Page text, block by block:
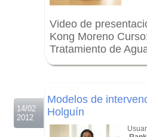
Video de
Kong Moreno
Tratamiento de
14/02
2012
Modelos de
Holguín